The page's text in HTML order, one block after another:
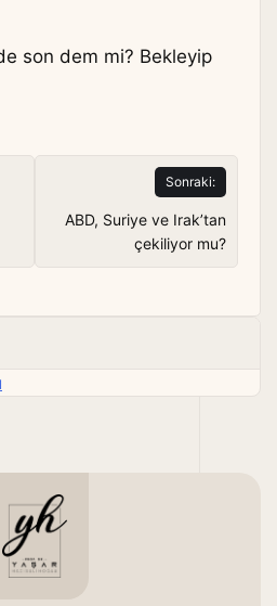
son dem mi? Bekleyip
Sonraki:
ABD, Suriye ve Irak’tan
çekiliyor mu?